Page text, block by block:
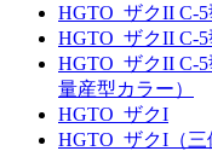
HGTO_ザクII C-5
HGTO_ザクII C-
HGTO_ザクII C-
量産型カラー）
HGTO_ザクI
HGTO_ザクI（三